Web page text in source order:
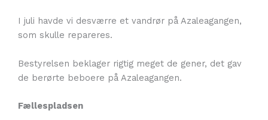
I juli havde vi desværre et vandrør på Azaleagangen,
som skulle repareres.
Bestyrelsen beklager rigtig meget de gener, det gav
de berørte beboere på Azaleagangen.
Fællespladsen